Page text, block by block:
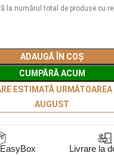
la numărul total de produse cu
ADAUGĂ ÎN COȘ
CUMPĂRĂ ACUM
ESTIMATĂ
AUGUST
Livrare la